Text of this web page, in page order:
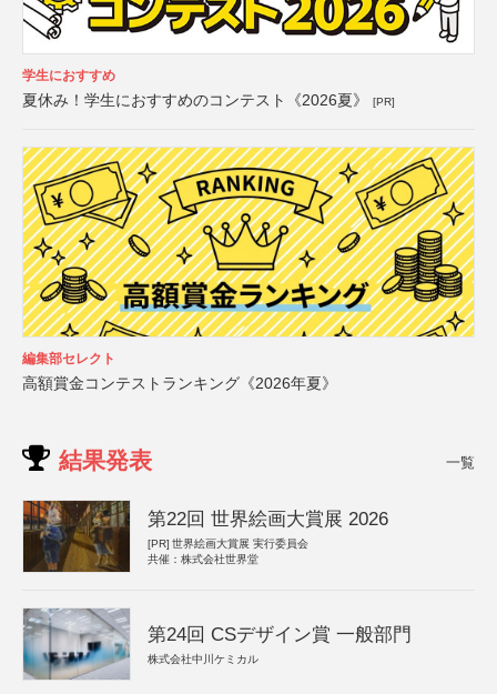
学生におすすめ
夏休み！学生におすすめのコンテスト《2026夏》 [PR]
編集部セレクト
高額賞金コンテストランキング《2026年夏》
結果発表 一覧
第22回 世界絵画大賞展 2026
[PR] 世界絵画大賞展 実行委員会
共催：株式会社世界堂
第24回 CSデザイン賞 一般部門
株式会社中川ケミカル